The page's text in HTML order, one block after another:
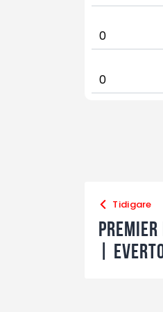
0
0
Tidigare
Premier
|